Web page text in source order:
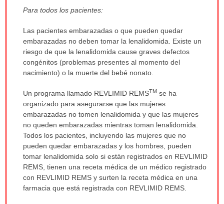
extendido.
Para todos los pacientes:
Las pacientes embarazadas o que pueden quedar
embarazadas no deben tomar la lenalidomida. Existe un
riesgo de que la lenalidomida cause graves defectos
congénitos (problemas presentes al momento del
nacimiento) o la muerte del bebé nonato.
Un programa llamado REVLIMID REMSTMse ha
organizado para asegurarse que las mujeres
embarazadas no tomen lenalidomida y que las mujeres
no queden embarazadas mientras toman lenalidomida.
Todos los pacientes, incluyendo las mujeres que no
pueden quedar embarazadas y los hombres, pueden
tomar lenalidomida solo si están registrados en REVLIMID
REMS, tienen una receta médica de un médico registrado
con REVLIMID REMS y surten la receta médica en una
farmacia que está registrada con REVLIMID REMS.